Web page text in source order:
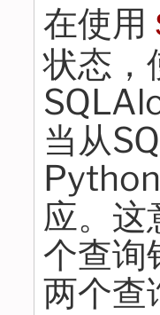
在使用
状态，
当从
应。这
个查询
两个查